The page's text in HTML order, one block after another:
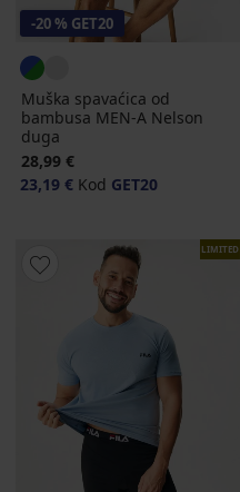
-20 % GET20
Muška spavaćica od
bambusa MEN-A Nelson
duga
28,99 €
23,19 € Kod GET20
LIMITED